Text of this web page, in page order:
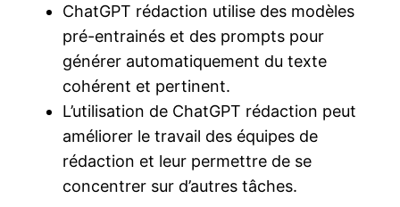
ChatGPT rédaction utilise des modèles
pré-entrainés et des prompts pour
générer automatiquement du texte
cohérent et pertinent.
L’utilisation de ChatGPT rédaction peut
améliorer le travail des équipes de
rédaction et leur permettre de se
concentrer sur d’autres tâches.